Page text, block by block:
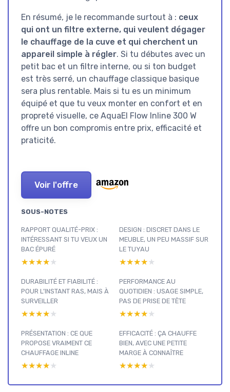
En résumé, je le recommande surtout à : ceux
qui ont un filtre externe, qui veulent dégager
le chauffage de la cuve et qui cherchent un
appareil simple à régler. Si tu débutes avec un
petit bac et un filtre interne, ou si ton budget
est très serré, un chauffage classique basique
sera plus rentable. Mais si tu es un minimum
équipé et que tu veux monter en confort et en
propreté visuelle, ce AquaEl Flow Inline 300 W
offre un bon compromis entre prix, efficacité et
praticité.
Voir l'offre
SOUS-NOTES
RAPPORT QUALITÉ-PRIX :
INTÉRESSANT SI TU VEUX UN
BAC ÉPURÉ
★★★★★
★★★★★
DESIGN : DISCRET DANS LE
MEUBLE, UN PEU MASSIF SUR
LE TUYAU
★★★★★
★★★★★
DURABILITÉ ET FIABILITÉ :
POUR L’INSTANT RAS, MAIS À
SURVEILLER
★★★★★
★★★★★
PERFORMANCE AU
QUOTIDIEN : USAGE SIMPLE,
PAS DE PRISE DE TÊTE
★★★★★
★★★★★
PRÉSENTATION : CE QUE
PROPOSE VRAIMENT CE
CHAUFFAGE INLINE
★★★★★
★★★★★
EFFICACITÉ : ÇA CHAUFFE
BIEN, AVEC UNE PETITE
MARGE À CONNAÎTRE
★★★★★
★★★★★